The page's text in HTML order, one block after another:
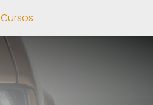
Cursos